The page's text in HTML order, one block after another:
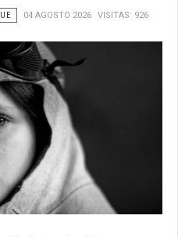
04 AGOSTO 2026 VISITAS: 926